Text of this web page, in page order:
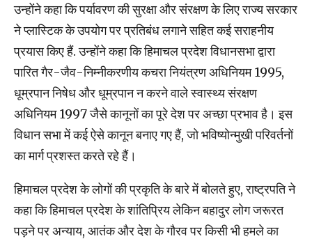
उन्होंने कहा कि पर्यावरण की सुरक्षा और संरक्षण के लिए राज्य सरकार
ने प्लास्टिक के उपयोग पर प्रतिबंध लगाने सहित कई सराहनीय
प्रयास किए हैं. उन्होंने कहा कि हिमाचल प्रदेश विधानसभा द्वारा
पारित गैर-जैव-निम्नीकरणीय कचरा नियंत्रण अधिनियम 1995,
धूम्रपान निषेध और धूम्रपान न करने वाले स्वास्थ्य संरक्षण
अधिनियम 1997 जैसे कानूनों का पूरे देश पर अच्छा प्रभाव है। इस
विधान सभा में कई ऐसे कानून बनाए गए हैं, जो भविष्योन्मुखी परिवर्तनों
का मार्ग प्रशस्त करते रहे हैं।
हिमाचल प्रदेश के लोगों की प्रकृति के बारे में बोलते हुए, राष्ट्रपति ने
कहा कि हिमाचल प्रदेश के शांतिप्रिय लेकिन बहादुर लोग जरूरत
पड़ने पर अन्याय, आतंक और देश के गौरव पर किसी भी हमले का